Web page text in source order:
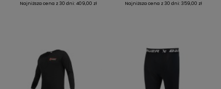
Najniższa cena z 30 dni: 409,00 zł
Najniższa cena z 30 dni: 359,00 zł